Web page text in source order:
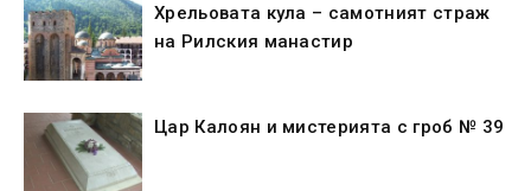
Хрельовата кула – самотният страж
на Рилския манастир
Цар Калоян и мистерията с гроб № 39